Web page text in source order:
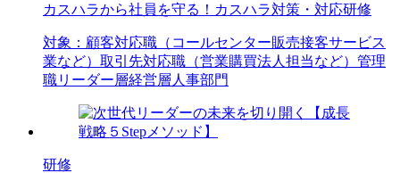
カスハラから社員を守る！カスハラ対策・対応研修
対象： 顧客対応職（コールセンター販売接客サービス
業など） 取引先対応職（営業購買法人担当など） 管理
職リーダー層経営層 人事部門
研修